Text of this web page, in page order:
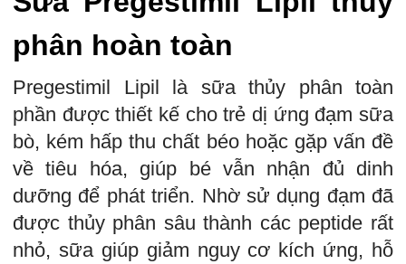
phân hoàn toàn
Pregestimil Lipil là sữa thủy phân toàn
phần được thiết kế cho trẻ dị ứng đạm sữa
bò, kém hấp thu chất béo hoặc gặp vấn đề
về tiêu hóa, giúp bé vẫn nhận đủ dinh
dưỡng để phát triển. Nhờ sử dụng đạm đã
được thủy phân sâu thành các peptide rất
nhỏ, sữa giúp giảm nguy cơ kích ứng, hỗ